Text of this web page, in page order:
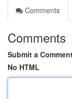
Comments
Comments
Submit a
No HTML